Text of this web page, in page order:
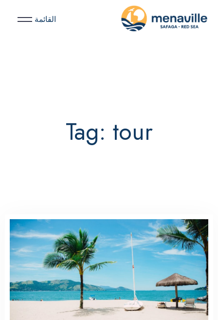
القائمة
Tag: tour